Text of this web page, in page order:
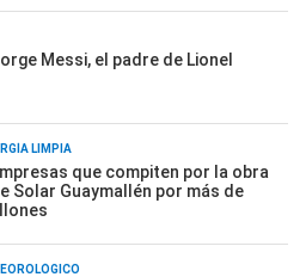
Messi, el padre de Lionel
LIMPIA
que compiten por la obra
Solar Guaymallén por más de